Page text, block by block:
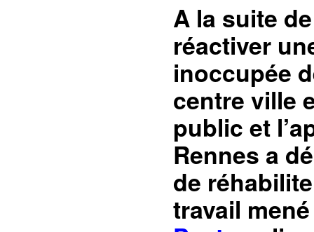
A la suite
réactiver
inoccupée
centre ville
public et
Rennes a
de
travail